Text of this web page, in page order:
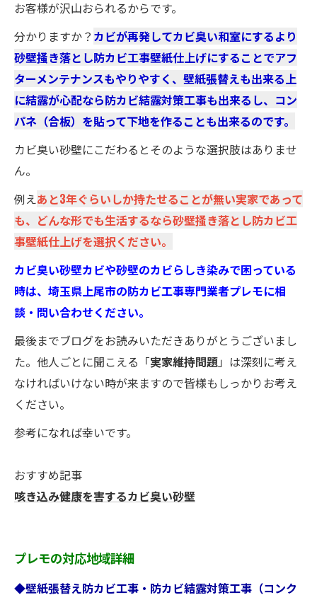
お客様が沢山おられるからです。
分かりますか？ カビが再発してカビ臭い和室にするより
砂壁掻き落とし防カビ工事壁紙仕上げにすることでアフ
ターメンテナンスもやりやすく、壁紙張替えも出来る上
に結露が心配なら防カビ結露対策工事も出来るし、コン
パネ（合板）を貼って下地を作ることも出来るのです。
カビ臭い砂壁にこだわるとそのような選択肢はありませ
ん。
例えあと3年ぐらいしか持たせることが無い実家であって
も、どんな形でも生活するなら砂壁掻き落とし防カビ工
事壁紙仕上げを選択ください。
カビ臭い砂壁カビや砂壁のカビらしき染みで困っている
時は、埼玉県上尾市の防カビ工事専門業者プレモに相
談・問い合わせください。
最後までブログをお読みいただきありがとうございまし
た。他人ごとに聞こえる「実家維持問題」は深刻に考え
なければいけない時が来ますので皆様もしっかりお考え
ください。
参考になれば幸いです。
おすすめ記事
咳き込み健康を害するカビ臭い砂壁
プレモの対応地域詳細
◆壁紙張替え防カビ工事・防カビ結露対策工事（コンク